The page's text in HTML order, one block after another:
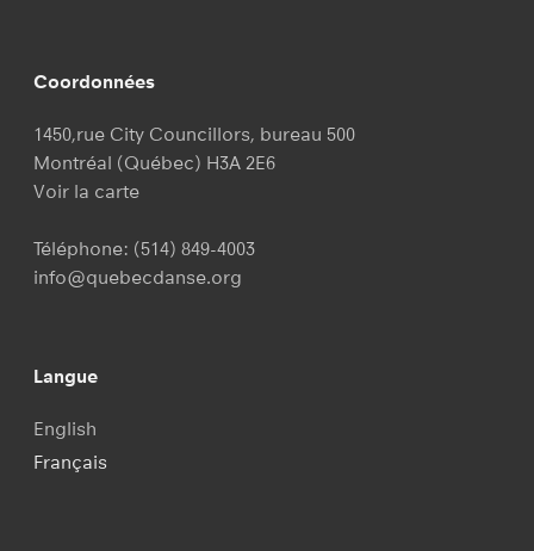
Coordonnées
1450,rue City Councillors, bureau 500
Montréal (Québec) H3A 2E6
Voir la carte
Téléphone: (514) 849-4003
info@quebecdanse.org
Langue
English
Français